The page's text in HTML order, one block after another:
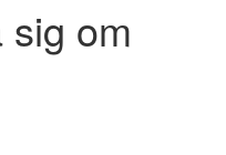
sig om